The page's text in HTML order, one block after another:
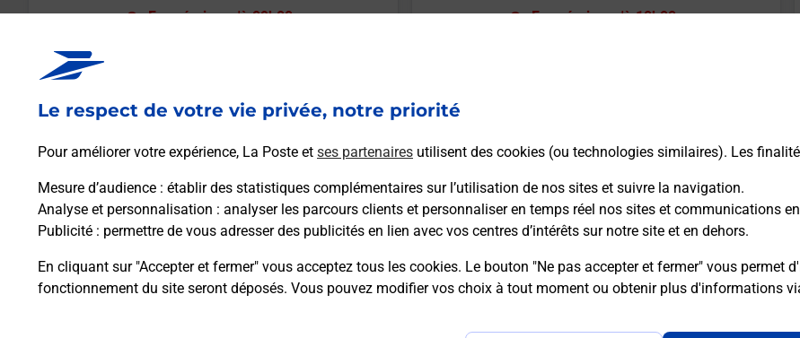
Le respect de votre vie privée, notre priorité
Pour améliorer votre expérience, La Poste et ses partenaires utilisent des cookies (ou technologies similaires). Les
Mesure d’audience : établir des statistiques complémentaires sur l’utilisation de nos sites et suivre la navigation.
Analyse et personnalisation : analyser les parcours clients et personnaliser en temps réel nos sites et communications
Publicité : permettre de vous adresser des publicités en lien avec vos centres d’intérêts sur notre site et en dehors.
En cliquant sur "Accepter et fermer" vous acceptez tous les cookies. Le bouton "Ne pas accepter et fermer" vous permet
fonctionnement du site seront déposés. Vous pouvez modifier vos choix à tout moment ou obtenir plus d'informations
Fermé-jusqu'à 09h00
En savoir plus
Fermé-jusqu'à 10h00